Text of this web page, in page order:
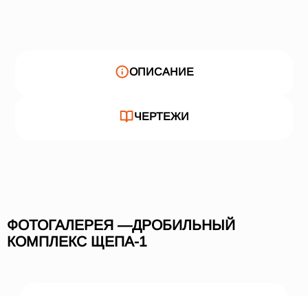
ОПИСАНИЕ
ЧЕРТЕЖИ
ФОТОГАЛЕРЕЯ —ДРОБИЛЬНЫЙ
КОМПЛЕКС ЩЕПА-1